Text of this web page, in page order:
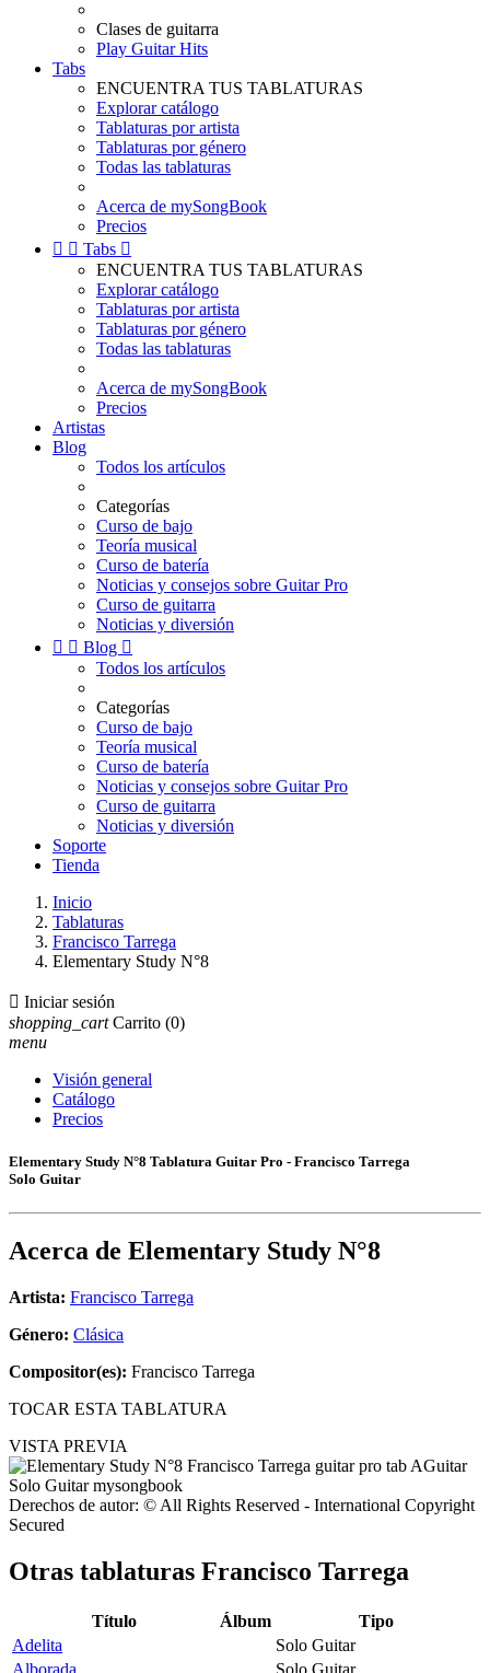
Clases de guitarra
Play Guitar Hits
Tabs
ENCUENTRA TUS TABLATURAS
Explorar catálogo
Tablaturas por artista
Tablaturas por género
Todas las tablaturas
Acerca de mySongBook
Precios
  Tabs 
ENCUENTRA TUS TABLATURAS
Explorar catálogo
Tablaturas por artista
Tablaturas por género
Todas las tablaturas
Acerca de mySongBook
Precios
Artistas
Blog
Todos los artículos
Categorías
Curso de bajo
Teoría musical
Curso de batería
Noticias y consejos sobre Guitar Pro
Curso de guitarra
Noticias y diversión
  Blog 
Todos los artículos
Categorías
Curso de bajo
Teoría musical
Curso de batería
Noticias y consejos sobre Guitar Pro
Curso de guitarra
Noticias y diversión
Soporte
Tienda
Inicio
Tablaturas
Francisco Tarrega
Elementary Study N°8
 Iniciar sesión
shopping_cart Carrito (0)
menu
Visión general
Catálogo
Precios
Elementary Study N°8 Tablatura Guitar Pro - Francisco Tarrega
Solo Guitar
Acerca de Elementary Study N°8
Artista: Francisco Tarrega
Género: Clásica
Compositor(es): Francisco Tarrega
TOCAR ESTA TABLATURA
VISTA PREVIA
Derechos de autor: © All Rights Reserved - International Copyright
Secured
Otras tablaturas Francisco Tarrega
Título Álbum
Tipo
Adelita
Solo Guitar
Alborada
Solo Guitar